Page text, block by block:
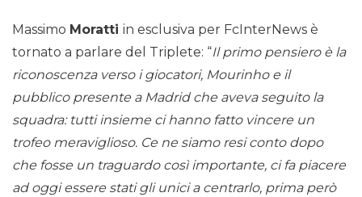
Massimo Moratti in esclusiva per FcInterNews è
tornato a parlare del Triplete: “Il primo pensiero è la
riconoscenza verso i giocatori, Mourinho e il
pubblico presente a Madrid che aveva seguito la
squadra: tutti insieme ci hanno fatto vincere un
trofeo meraviglioso. Ce ne siamo resi conto dopo
che fosse un traguardo così importante, ci fa piacere
ad oggi essere stati gli unici a centrarlo, prima però